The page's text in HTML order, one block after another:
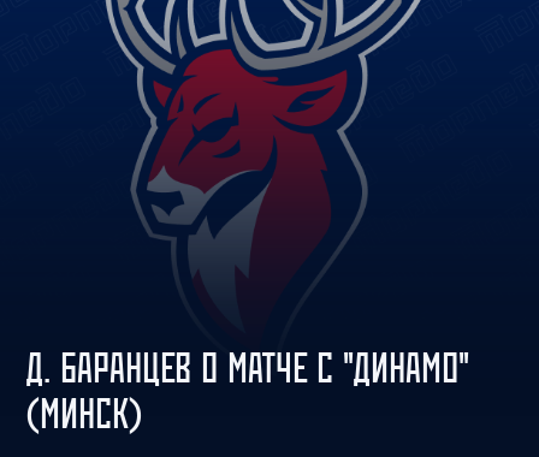
Д. БАРАНЦЕВ О МАТЧЕ С "ДИНАМО"
(МИНСК)